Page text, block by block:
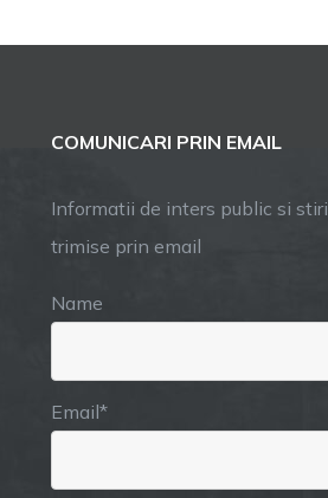
COMUNICARI PRIN EMAIL
Informatii de inters public si stiri
trimise prin email
Name
Email*